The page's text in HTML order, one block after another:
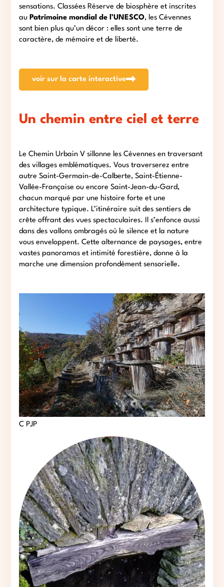
sensations. Classées Réserve de biosphère et inscrites
au Patrimoine mondial de l’UNESCO, les Cévennes
sont bien plus qu’un décor : elles sont une terre de
caractère, de mémoire et de liberté.
voir sur la carte interactive
Un chemin entre ciel et terre
Le Chemin Urbain V sillonne les Cévennes en traversant
des villages emblématiques. Vous traverserez entre
autre Saint-Germain-de-Calberte, Saint-Étienne-
Vallée-Française ou encore Saint-Jean-du-Gard,
chacun marqué par une histoire forte et une
architecture typique. L’itinéraire suit des sentiers de
crête offrant des vues spectaculaires. Il s’enfonce aussi
dans des vallons ombragés où le silence et la nature
vous enveloppent. Cette alternance de paysages, entre
vastes panoramas et intimité forestière, donne à la
marche une dimension profondément sensorielle.
C PJP